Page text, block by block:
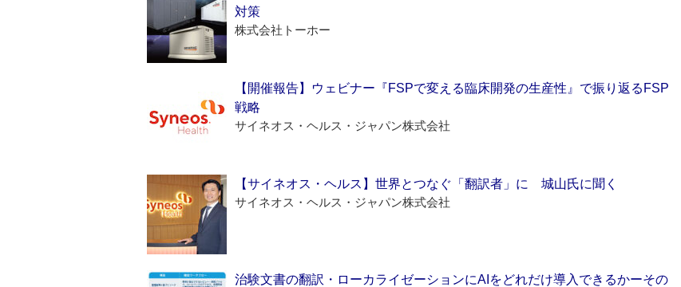
対策
株式会社トーホー
【開催報告】ウェビナー『FSPで変える臨床開発の生産性』で振り返るFSP
戦略
サイネオス・ヘルス・ジャパン株式会社
【サイネオス・ヘルス】世界とつなぐ「翻訳者」に 城山氏に聞く
サイネオス・ヘルス・ジャパン株式会社
治験文書の翻訳・ローカライゼーションにAIをどれだけ導入できるかーその